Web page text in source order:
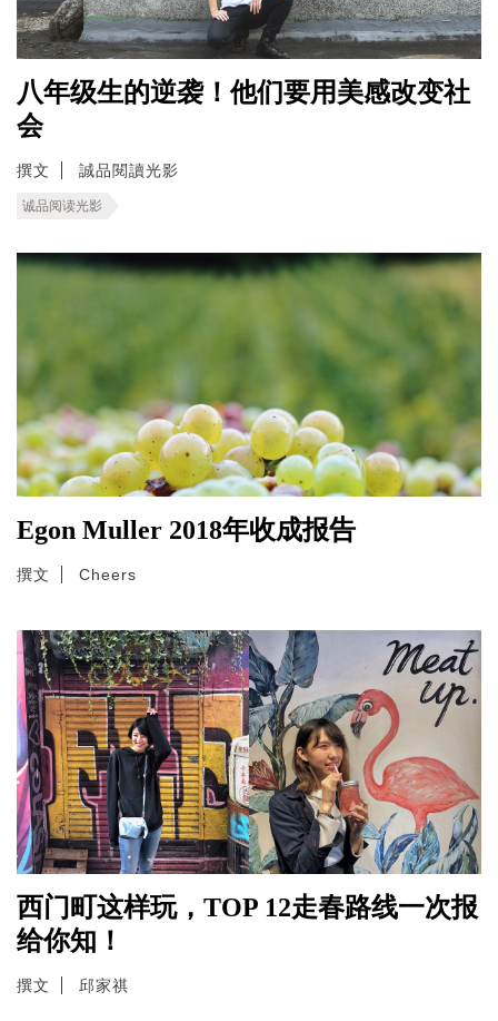
八年级生的逆袭！他们要用美感改变社
会
撰文 誠品閱讀光影
诚品阅读光影
Egon Muller 2018年收成报告
撰文 Cheers
西门町这样玩，TOP 12走春路线一次报
给你知！
撰文 邱家祺